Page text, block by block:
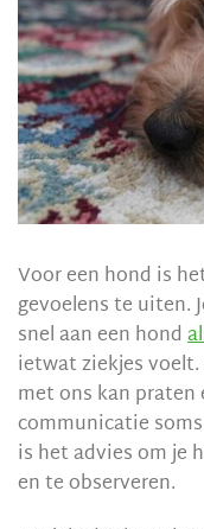
Voor een hond is
gevoelens te uiten.
snel aan een hond
ietwat ziekjes
met ons kan
communicatie
is het advies om je
en te observeren.